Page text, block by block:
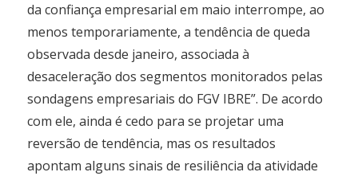
da confiança empresarial em maio interrompe, ao
menos temporariamente, a tendência de queda
observada desde janeiro, associada à
desaceleração dos segmentos monitorados pelas
sondagens empresariais do FGV IBRE”. De acordo
com ele, ainda é cedo para se projetar uma
reversão de tendência, mas os resultados
apontam alguns sinais de resiliência da atividade